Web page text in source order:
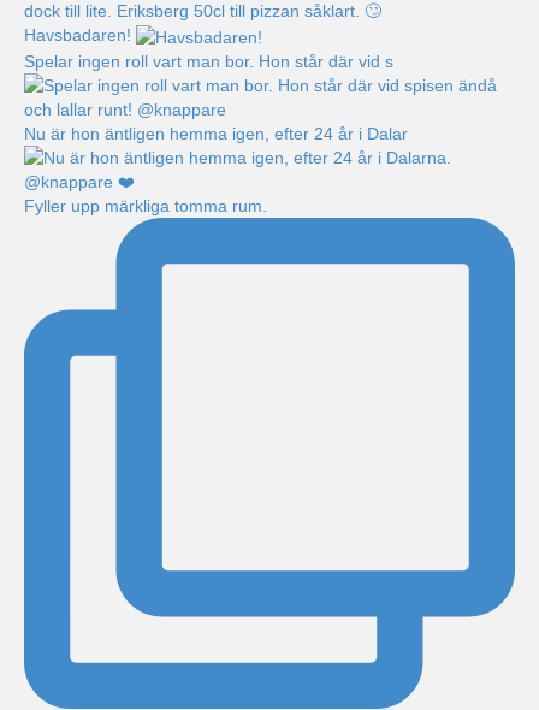
Havsbadaren!
Spelar ingen roll vart man bor. Hon står där vid s
Nu är hon äntligen hemma igen, efter 24 år i Dalar
Fyller upp märkliga tomma rum.